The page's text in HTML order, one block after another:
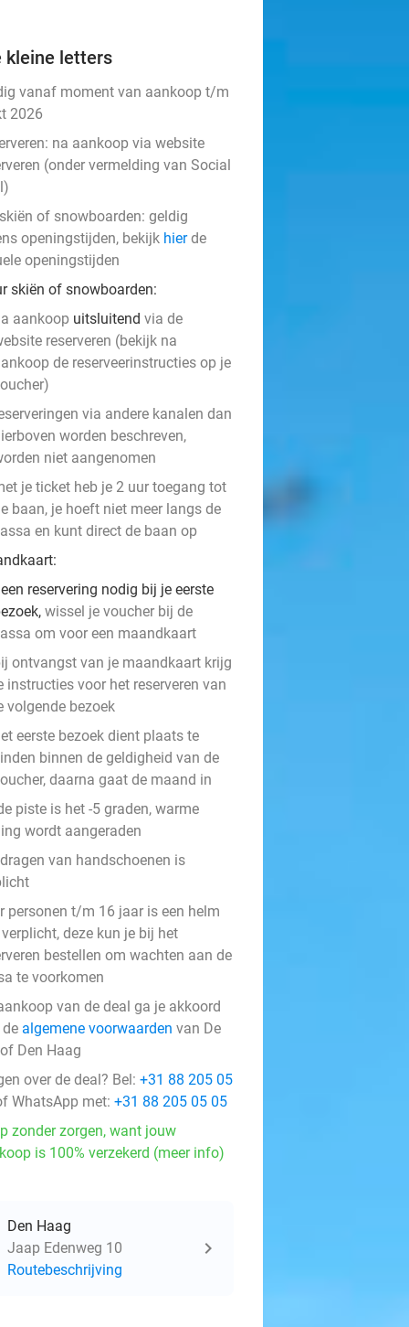
kleine letters
vanaf moment van aankoop t/m
2026
na aankoop via website
(onder vermelding van Social
of snowboarden: geldig
openingstijden, bekijk hierde
openingstijden
skiën of snowboarden:
aankoop uitsluitend via de
reserveren (bekijk na
de reserveerinstructies op je
via andere kanalen dan
worden beschreven,
niet aangenomen
je ticket heb je 2 uur toegang tot
baan, je hoeft niet meer langs de
en kunt direct de baan op
reservering nodig bij je eerste
wissel je voucher bij de
om voor een maandkaart
ontvangst van je maandkaart krijg
instructies voor het reserveren van
volgende bezoek
eerste bezoek dient plaats te
binnen de geldigheid van de
daarna gaat de maand in
piste is het -5 graden, warme
wordt aangeraden
van handschoenen is
personen t/m 16 jaar is een helm
deze kun je bij het
bestellen om wachten aan de
te voorkomen
van de deal ga je akkoord
algemene voorwaarden van De
Den Haag
over de deal? Bel: +31 88 205 05
WhatsApp met: +31 88 205 05 05
zonder zorgen, want jouw
is 100% verzekerd (meer info)
Den Haag
Jaap Edenweg 10
Routebeschrijving